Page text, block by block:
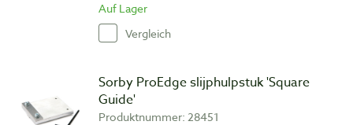
Auf Lager
Vergleich
Sorby ProEdge slijphulpstuk 'Square
Guide'
Produktnummer: 28451